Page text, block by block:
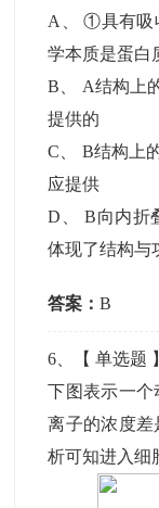
A
、①具有吸
学本质是蛋白
B
A结构上
提供的
C
B结构上
应提供
D 、B向内折
体现了结构与
答案：B
6 、【单选题 】
下图表示一个
离子的浓度
析可知进入细